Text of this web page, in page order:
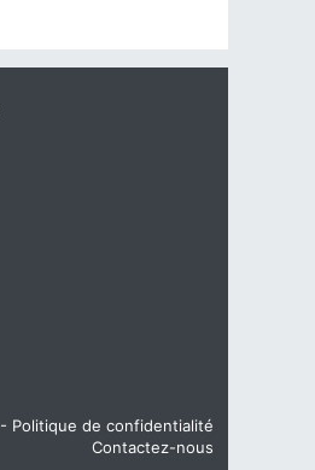
- Politique de confidentialité
Contactez-nous